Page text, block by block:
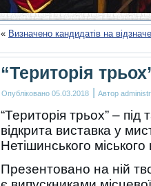
« Визначено кандидатів на
“Територія
Опубліковано 05.03.2018 | Автор
“Територія трьох” –
відкрита виставка у
Нетішинського
Презентовано на ній